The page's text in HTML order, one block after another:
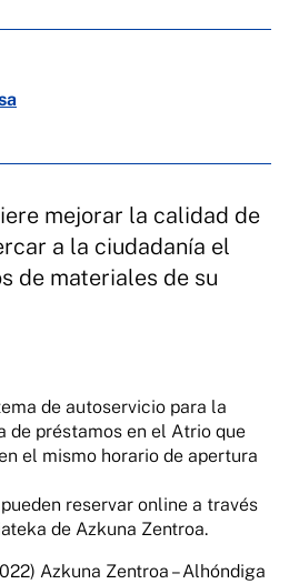
mejorar la calidad de
a la ciudadanía el
de materiales de su
de autoservicio para la
de préstamos en el Atrio que
el mismo horario de apertura
reservar online a través
de Azkuna Zentroa.
Azkuna Zentroa – Alhóndiga